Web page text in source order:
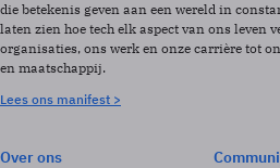
die betekenis geven aan een wereld in
laten zien hoe tech elk aspect van ons leven
organisaties, ons werk en onze carrière tot
en maatschappij.
Lees ons manifest >
Over ons